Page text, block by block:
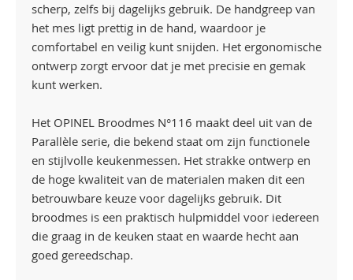
scherp, zelfs bij dagelijks gebruik. De handgreep van
het mes ligt prettig in de hand, waardoor je
comfortabel en veilig kunt snijden. Het ergonomische
ontwerp zorgt ervoor dat je met precisie en gemak
kunt werken.
Het OPINEL Broodmes N°116 maakt deel uit van de
Parallèle serie, die bekend staat om zijn functionele
en stijlvolle keukenmessen. Het strakke ontwerp en
de hoge kwaliteit van de materialen maken dit een
betrouwbare keuze voor dagelijks gebruik. Dit
broodmes is een praktisch hulpmiddel voor iedereen
die graag in de keuken staat en waarde hecht aan
goed gereedschap.